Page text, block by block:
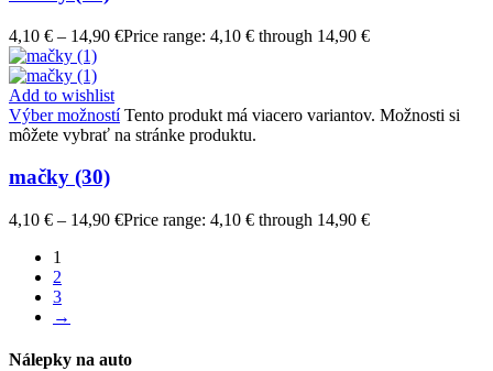
4,10 € – 14,90 €Price range: 4,10 € through 14,90 €
Add to wishlist
Výber možností Tento produkt má viacero variantov. Možnosti si
môžete vybrať na stránke produktu.
mačky (30)
4,10 € – 14,90 €Price range: 4,10 € through 14,90 €
1
2
3
→
Nálepky na auto